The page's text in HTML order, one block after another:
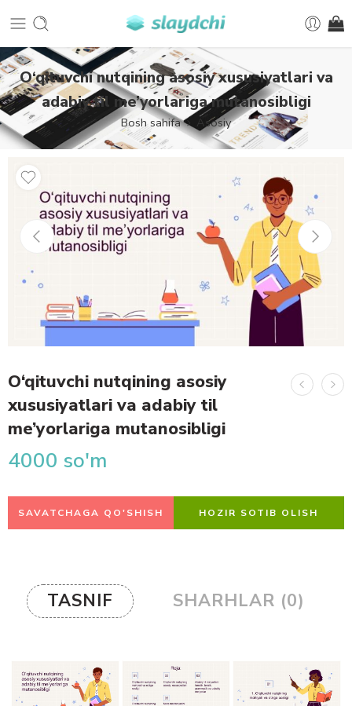
O‘qituvchi nutqining asosiy xususiyatlari va
adabiy til me’yorlariga mutanosibligi
Bosh sahifa Asosiy
O‘qituvchi nutqining asosiy
xususiyatlari va adabiy til
me’yorlariga mutanosibligi
4000 so'm
SAVATCHAGA QO'SHISH HOZIR SOTIB OLISH
TASNIF SHARHLAR (0)